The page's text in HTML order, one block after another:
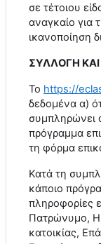
σε τέτοιου
αναγκαίο για
ικανοποίηση
ΣΥΛΛΟΓΗ
Το https://
δεδομένα α)
συμπληρώνει
πρόγραμμα
τη φόρμα
Κατά τη
κάποιο
πληροφορίες
Πατρώνυμο,
κατοικίας,